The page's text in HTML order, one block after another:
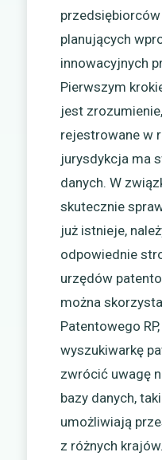
planujących
innowacyjnych
Pierwszym
jest
rejestrowane w
jurysdykcja ma
danych. W
skutecznie
już istnieje,
odpowiednie
urzędów
można
Patentowego
wyszukiwarkę
zwrócić uwagę
bazy danych,
umożliwiają
z różnych